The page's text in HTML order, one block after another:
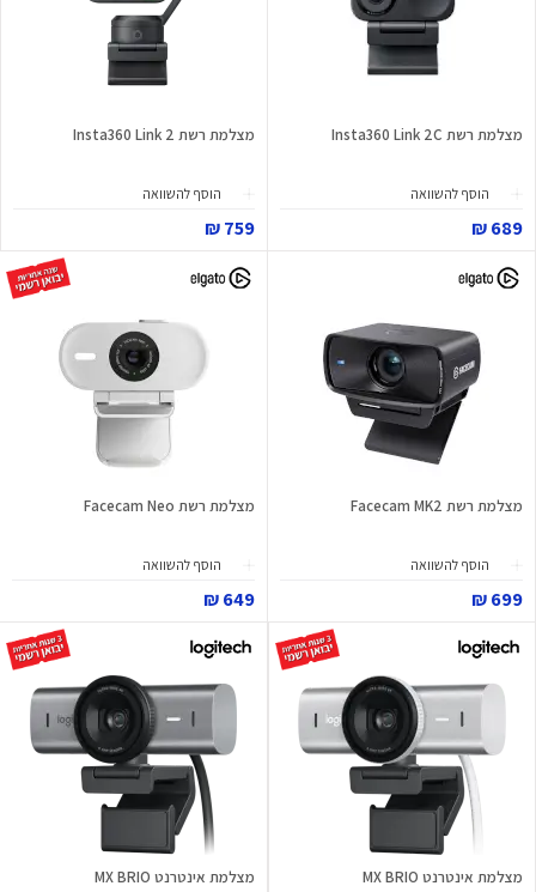
מצלמת רשת Insta360 Link 2C
הוסף להשוואה
689 ₪
מצלמת רשת Insta360 Link 2
הוסף להשוואה
759 ₪
מצלמת רשת Facecam MK2
הוסף להשוואה
699 ₪
מצלמת רשת Facecam Neo
הוסף להשוואה
649 ₪
מצלמת אינטרנט MX BRIO מצלמת אינטרנט MX BRIO